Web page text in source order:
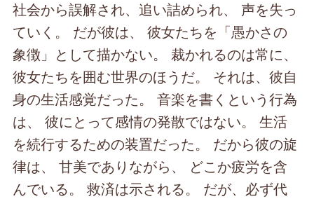
社会から誤解され、追い詰められ、 声を失っ
ていく。 だが彼は、 彼女たちを「愚かさの
象徴」として描かない。 裁かれるのは常に、
彼女たちを囲む世界のほうだ。 それは、彼自
身の生活感覚だった。 音楽を書くという行為
は、 彼にとって感情の発散ではない。 生活
を続行するための装置だった。 だから彼の旋
律は、 甘美でありながら、 どこか疲労を含
んでいる。 救済は示される。 だが、必ず代